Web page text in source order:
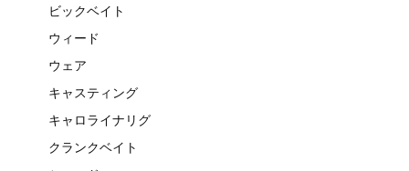
ビックベイト
ウィード
ウェア
キャスティング
キャロライナリグ
クランクベイト